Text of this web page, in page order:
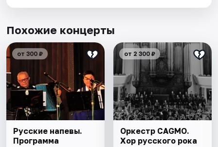
Похожие концерты
от 300 ₽
Русские напевы.
Программа
от 2 300 ₽
Оркестр CAGMO.
Хор русского рока